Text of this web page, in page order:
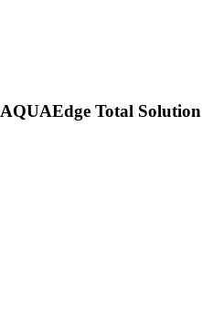
AQUAEdge Total Solution